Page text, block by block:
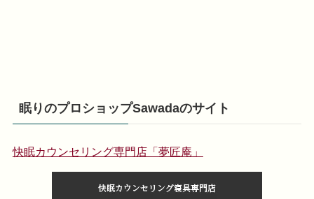
眠りのプロショップSawadaのサイト
快眠カウンセリング専門店「夢匠庵」